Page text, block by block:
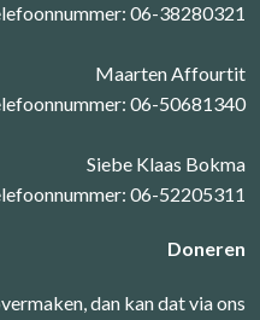
06-38280321
Maarten Affourtit
06-50681340
Siebe Klaas Bokma
06-52205311
Doneren
dan kan dat via ons